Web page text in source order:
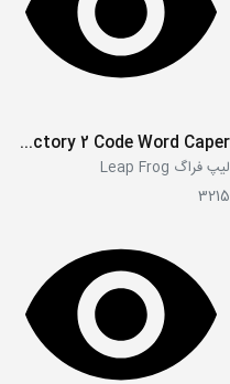
Talking Words Factory 2 Code Word Caper
لیپ فراگ Leap Frog
3215